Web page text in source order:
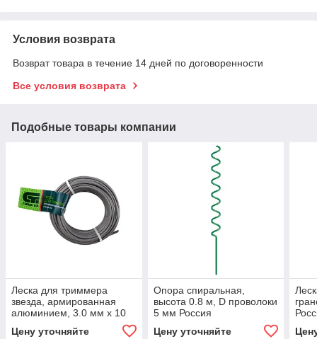
Условия возврата
Возврат товара в течение 14 дней по договоренности
Все условия возврата
Подобные товары компании
Леска для триммера
звезда, армированная
алюминием, 3.0 мм х 10
Цену уточняйте
Опора спиральная,
высота 0.8 м, D проволоки
5 мм Россия
Цену уточняйте